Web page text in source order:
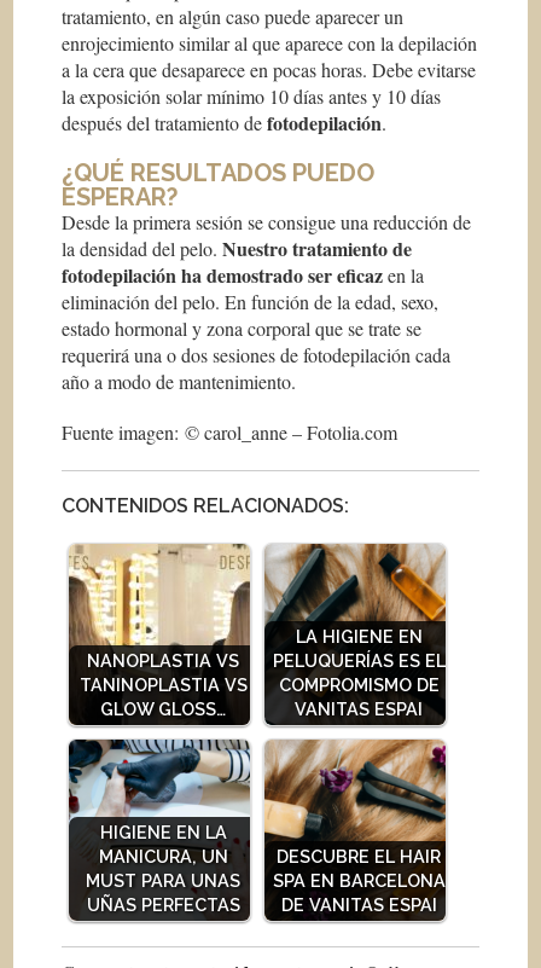
tratamiento, en algún caso puede aparecer un
enrojecimiento similar al que aparece con la depilación
a la cera que desaparece en pocas horas. Debe evitarse
la exposición solar mínimo 10 días antes y 10 días
después del tratamiento defotodepilación.
¿QUÉ RESULTADOS PUEDO
ESPERAR?
Desde la primera sesión se consigue una reducción de
la densidad del pelo.Nuestro tratamiento de
fotodepilación ha demostrado ser eficazen la
eliminación del pelo. En función de la edad, sexo,
estado hormonal y zona corporal que se trate se
requerirá una o dos sesiones de fotodepilación cada
año a modo de mantenimiento.
Fuente imagen: © carol_anne – Fotolia.com
CONTENIDOS RELACIONADOS:
NANOPLASTIA VS
TANINOPLASTIA VS
GLOW GLOSS…
LA HIGIENE EN
PELUQUERÍAS ES EL
COMPROMISMO DE
VANITAS ESPAI
HIGIENE EN LA
MANICURA, UN
MUST PARA UNAS
UÑAS PERFECTAS
DESCUBRE EL HAIR
SPA EN BARCELONA
DE VANITAS ESPAI